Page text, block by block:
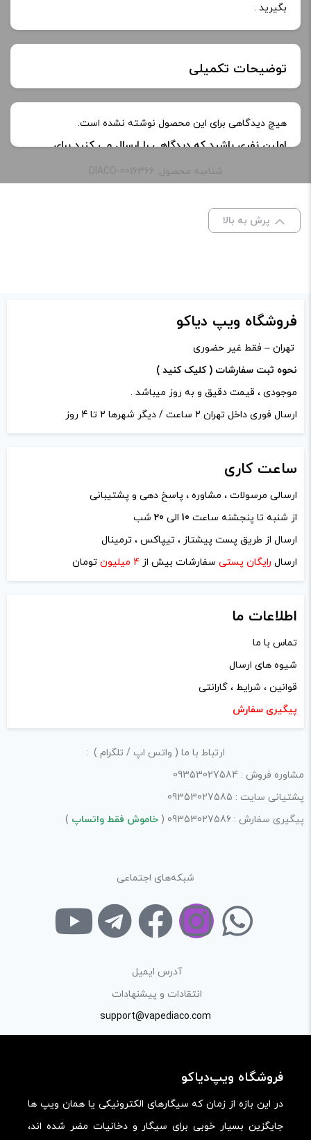
بگیرید .
توضیحات تکمیلی
نیکوتین: 3 میلی گرم
هیچ دیدگاهی برای این محصول نوشته نشده است.
اولین نفری باشید که دیدگاهی را ارسال می کنید برای
“جویس توت فرنگی نستی | Nasty Trap Queen e-juice”
علامت‌گذاری شده‌اند
نام*
ایمیل*
ذخیره نام، ایمیل و وبسایت من در مرورگر برای زمانی که دوباره
دیدگاهی می‌نویسم.
لازم است محتوای ارسالی منطبق برعرف و شئونات جامعه و با
بیانی رسمی و عاری از لحن تند، تمسخرو توهین باشد.
از ارسال لینک‌های سایت‌های دیگر و ارایه‌ی اطلاعات شخصی
خودتان مثل شماره تماس، ایمیل و آی‌دی شبکه‌های اجتماعی
پرهیز کنید.
در نظر داشته باشید هدف نهایی از ارائه‌ی نظر درباره‌ی کالا
با توجه به ساختار بخش نظرات، از پرسیدن سوال یا درخواست
راهنمایی در این بخش خودداری کرده و سوالات خود را در بخش
«پرسش و پاسخ» مطرح کنید.
امکانات و قابلیت ها:
شناسه محصول: DIACO-0016366
پرش به بالا
فروشگاه ویپ دیاکو
تهران – فقط غیر حضوری
نحوه ثبت سفارشات ( کلیک کنید )
موجودی ، قیمت دقیق و به روز میباشد .
ارسال فوری داخل تهران 2 ساعت / دیگر شهرها 2 تا 4 روز
ساعت کاری
ارسالی مرسولات ، مشاوره ، پاسخ دهی و پشتیبانی
از شنبه تا پنجشنه ساعت 10 الی 20 شب
ارسال از طریق پست پیشتاز ، تیپاکس ، ترمینال
ارسال رایگان پستی سفارشات بیش از 4 میلیون تومان
اطلاعات ما
تماس با ما
شیوه های ارسال
قوانین ، شرایط ، گارانتی
پیگیری سفارش
ارتباط با ما ( واتس اپ / تلگرام ) :
مشاوره فروش : 09353027584
پشتیانی سایت : 09353027585
پیگیری سفارش : 09353027586 (
خاموش فقط واتساپ )
شبکه‌های اجتماعی
آدرس ایمیل
انتقادات و پیشنهادات
support@vapediaco.com
فروشگاه ویپ‌دیاکو
در این بازه از زمان که سیگارهای الکترونیکی یا همان ویپ ها
جایگزین بسیار خوبی برای سیگار و دخانیات مضر شده اند،